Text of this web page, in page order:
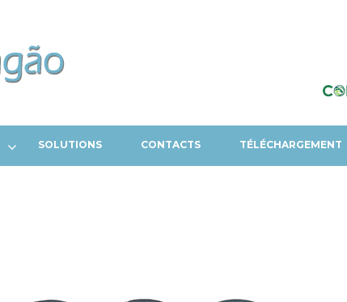
SOLUTIONS CONTACTS TÉLÉCHARGEMENT